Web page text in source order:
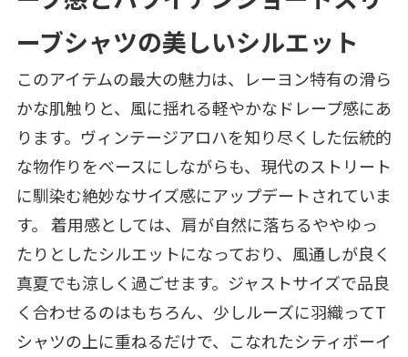
ーブシャツの美しいシルエット
このアイテムの最大の魅力は、レーヨン特有の滑ら
かな肌触りと、風に揺れる軽やかなドレープ感にあ
ります。ヴィンテージアロハを知り尽くした伝統的
な物作りをベースにしながらも、現代のストリート
に馴染む絶妙なサイズ感にアップデートされていま
す。 着用感としては、肩が自然に落ちるややゆっ
たりとしたシルエットになっており、風通しが良く
真夏でも涼しく過ごせます。ジャストサイズで品良
く合わせるのはもちろん、少しルーズに羽織ってT
シャツの上に重ねるだけで、こなれたシティボーイ